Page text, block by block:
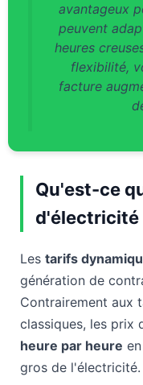
avantageux
peuvent
heures
flexibilité,
facture
Qu'est-ce
d'électricité
Les tarifs
génération de
Contrairement aux
classiques, les prix
heure par heure
gros de l'électricité.